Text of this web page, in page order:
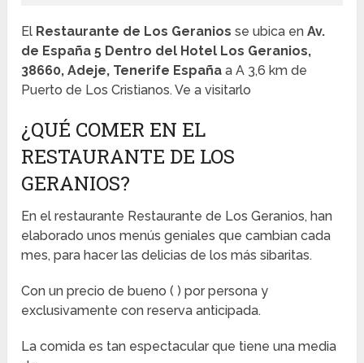
El Restaurante de Los Geranios se ubica enAv.
de España 5 Dentro del Hotel Los Geranios,
38660, Adeje, Tenerife España a A 3,6 km de
Puerto de Los Cristianos. Ve a visitarlo
¿QUÉ COMER EN EL
RESTAURANTE DE LOS
GERANIOS?
En el restaurante Restaurante de Los Geranios, han
elaborado unos menús geniales que cambian cada
mes, para hacer las delicias de los más sibaritas.
Con un precio de bueno ( ) por persona y
exclusivamente con reserva anticipada.
La comida es tan espectacular que tiene una media